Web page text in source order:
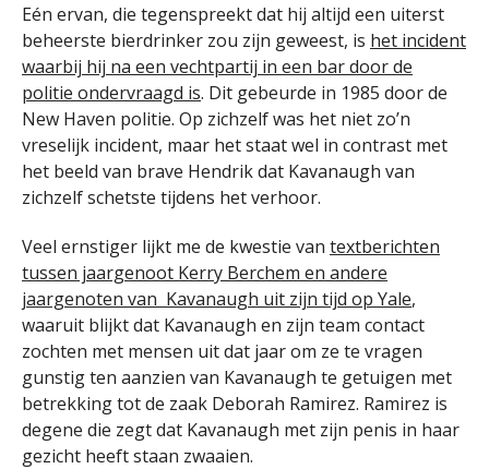
Eén ervan, die tegenspreekt dat hij altijd een uiterst
beheerste bierdrinker zou zijn geweest, is het incident
waarbij hij na een vechtpartij in een bar door de
politie ondervraagd is. Dit gebeurde in 1985 door de
New Haven politie. Op zichzelf was het niet zo’n
vreselijk incident, maar het staat wel in contrast met
het beeld van brave Hendrik dat Kavanaugh van
zichzelf schetste tijdens het verhoor.
Veel ernstiger lijkt me de kwestie van textberichten
tussen jaargenoot Kerry Berchem en andere
jaargenoten van Kavanaugh uit zijn tijd op Yale,
waaruit blijkt dat Kavanaugh en zijn team contact
zochten met mensen uit dat jaar om ze te vragen
gunstig ten aanzien van Kavanaugh te getuigen met
betrekking tot de zaak Deborah Ramirez. Ramirez is
degene die zegt dat Kavanaugh met zijn penis in haar
gezicht heeft staan zwaaien.